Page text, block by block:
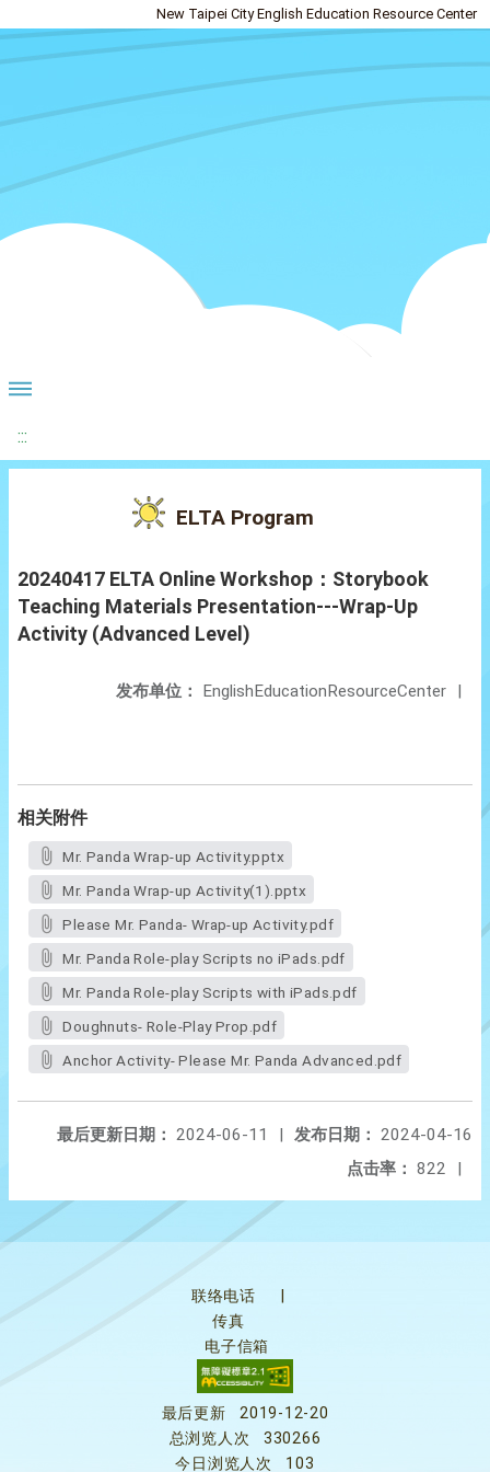
New Taipei City English Education Resource Center
:::
ELTA Program
20240417 ELTA Online Workshop：Storybook
Teaching Materials Presentation---Wrap-Up
Activity (Advanced Level)
发布单位： EnglishEducationResourceCenter |
相关附件
Mr. Panda Wrap-up Activity.pptx
Mr. Panda Wrap-up Activity(1).pptx
Please Mr. Panda- Wrap-up Activity.pdf
Mr. Panda Role-play Scripts no iPads.pdf
Mr. Panda Role-play Scripts with iPads.pdf
Doughnuts- Role-Play Prop.pdf
Anchor Activity- Please Mr. Panda Advanced.pdf
发布日期： 2024-04-16
最后更新日期： 2024-06-11
|
点击率： 822 |
联络电话
传真
电子信箱
最后更新
2019-12-20
总浏览人次
330266
今日浏览人次
103